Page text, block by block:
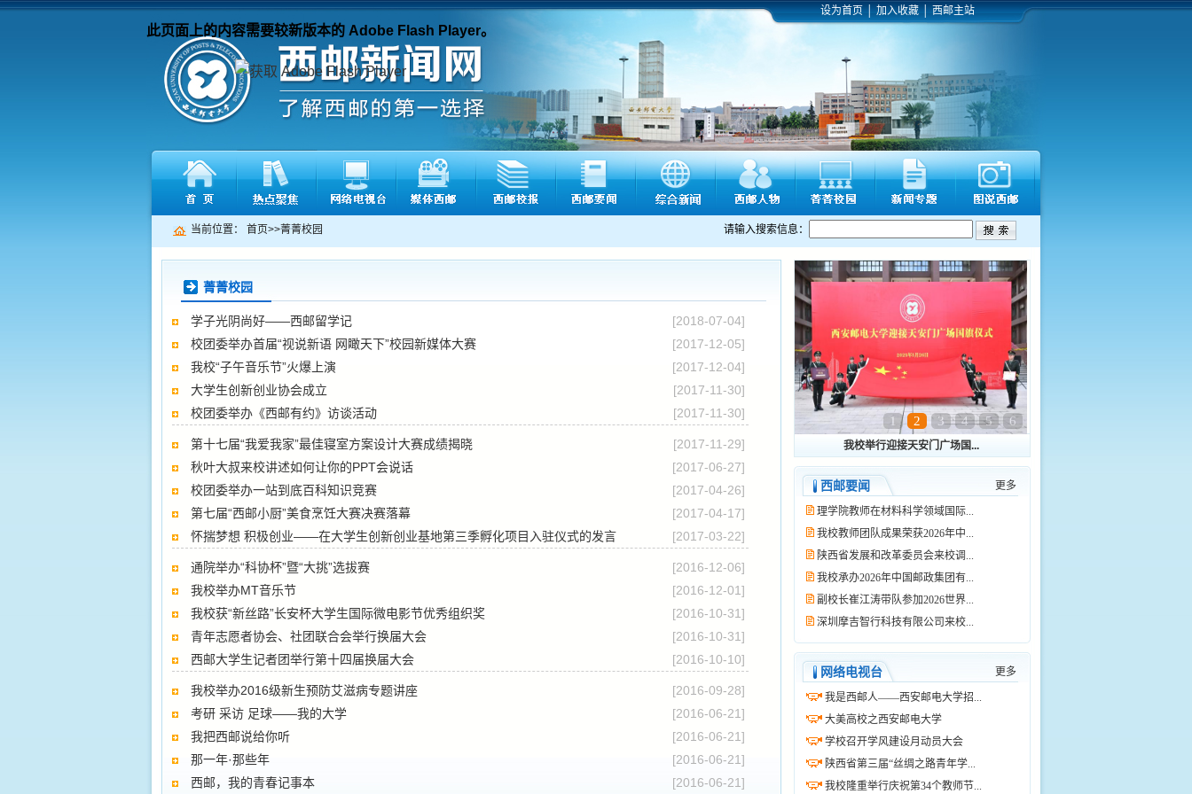
设为首页│加入收藏│西邮主站
此页面上的内容需要较新版本的 Adobe Flash Player。
当前位置： 首页>>菁菁校园 请输入搜索信息：
菁菁校园
学子光阴尚好——西邮留学记
[2018-07-04]
校团委举办首届“视说新语 网瞰天下”校园新媒体大赛
[2017-12-05]
我校“子午音乐节”火爆上演
[2017-12-04]
大学生创新创业协会成立
[2017-11-30]
校团委举办《西邮有约》访谈活动
[2017-11-30]
第十七届“我爱我家”最佳寝室方案设计大赛成绩揭晓
[2017-11-29]
秋叶大叔来校讲述如何让你的PPT会说话
[2017-06-27]
校团委举办一站到底百科知识竞赛
[2017-04-26]
第七届“西邮小厨”美食烹饪大赛决赛落幕
[2017-04-17]
怀揣梦想 积极创业——在大学生创新创业基地第三季孵化项目入驻仪式的发言
[2017-03-22]
通院举办“科协杯”暨“大挑”选拔赛
[2016-12-06]
我校举办MT音乐节
[2016-12-01]
我校获“新丝路”长安杯大学生国际微电影节优秀组织奖
[2016-10-31]
青年志愿者协会、社团联合会举行换届大会
[2016-10-31]
西邮大学生记者团举行第十四届换届大会
[2016-10-10]
我校举办2016级新生预防艾滋病专题讲座
[2016-09-28]
考研 采访 足球——我的大学
[2016-06-21]
我把西邮说给你听
[2016-06-21]
那一年·那些年
[2016-06-21]
西邮，我的青春记事本
[2016-06-21]
1 2 3 4 5 6
我校举行迎接天安门广场国...
西邮要闻 更多
理学院教师在材料科学领域国际...
我校教师团队成果荣获2026年中...
陕西省发展和改革委员会来校调...
我校承办2026年中国邮政集团有...
副校长崔江涛带队参加2026世界...
深圳摩吉智行科技有限公司来校...
网络电视台 更多
我是西邮人——西安邮电大学招...
大美高校之西安邮电大学
学校召开学风建设月动员大会
陕西省第三届“丝绸之路青年学...
我校隆重举行庆祝第34个教师节...